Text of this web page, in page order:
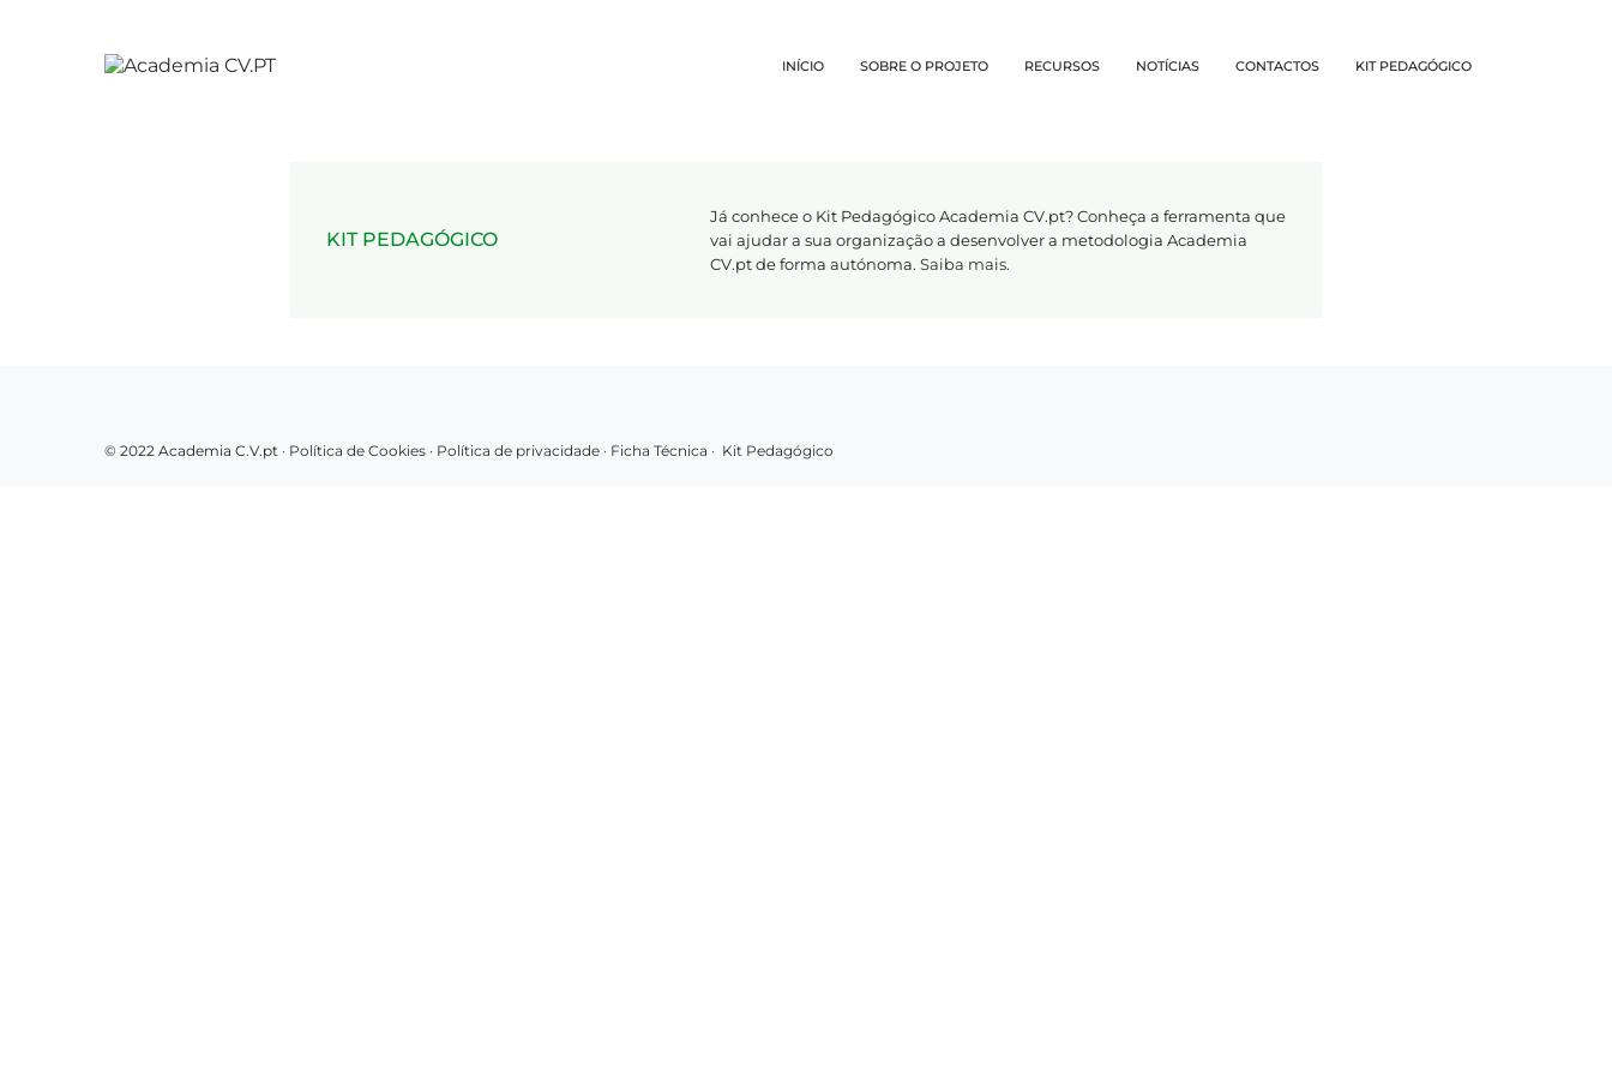
INÍCIO SOBRE O PROJETO RECURSOS NOTÍCIAS CONTACTOS KIT PEDAGÓGICO
KIT PEDAGÓGICO
Já conhece o Kit Pedagógico Academia CV.pt? Conheça a ferramenta que
vai ajudar a sua organização a desenvolver a metodologia Academia
CV.pt de forma autónoma. Saiba mais.
© 2022 Academia C.V.pt · Política de Cookies · Política de privacidade · Ficha Técnica · Kit Pedagógico